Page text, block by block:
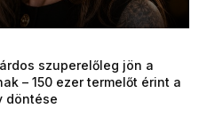
szuperelőleg jön a
– 150 ezer termelőt érint a
döntése